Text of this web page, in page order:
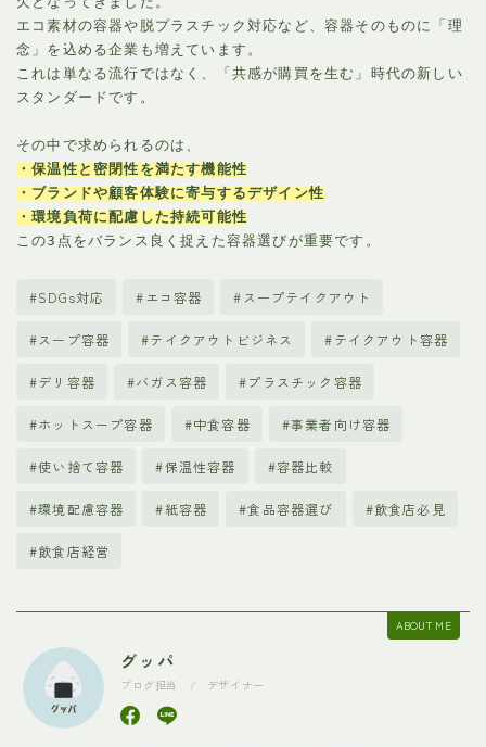
エコ素材の容器や脱プラスチック対応など、容器そのものに「理
念」を込める企業も増えています。
これは単なる流行ではなく、「共感が購買を生む」時代の新しい
スタンダードです。
その中で求められるのは、
・保温性と密閉性を満たす機能性
・ブランドや顧客体験に寄与するデザイン性
・環境負荷に配慮した持続可能性
この3点をバランス良く捉えた容器選びが重要です。
#SDGs対応 #エコ容器 #スープテイクアウト
#スープ容器 #テイクアウトビジネス #テイクアウト容器
#デリ容器 #バガス容器 #プラスチック容器
#ホットスープ容器 #中食容器 #事業者向け容器
#使い捨て容器 #保温性容器 #容器比較
#環境配慮容器 #紙容器 #食品容器選び #飲食店必見
#飲食店経営
ABOUT ME
グッパ
ブログ担当 / デザイナー